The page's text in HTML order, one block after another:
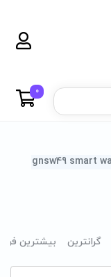
0
گرانترین بیشترین